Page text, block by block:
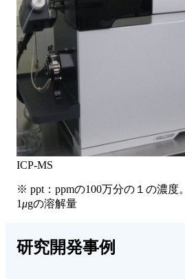
ICP-MS
※ ppt：ppmの100万分の１の濃度
1μgの溶解量
研究開発事例